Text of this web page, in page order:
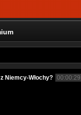
Niemcy-Włochy? 00:00:29